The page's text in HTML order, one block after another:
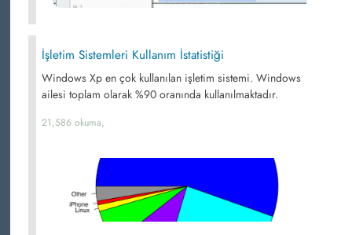
İşletim Sistemleri Kullanım İstatistiği
Windows Xp en çok kullanılan işletim sistemi. Windows
ailesi toplam olarak %90 oranında kullanılmaktadır.
21,586 okuma,